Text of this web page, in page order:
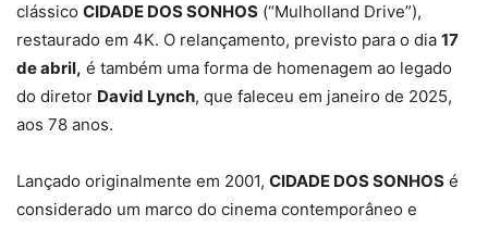
clássico CIDADE DOS SONHOS (“Mulholland Drive”),
restaurado em 4K. O relançamento, previsto para o dia 17
de abril, é também uma forma de homenagem ao legado
do diretor David Lynch, que faleceu em janeiro de 2025,
aos 78 anos.
Lançado originalmente em 2001, CIDADE DOS SONHOS é
considerado um marco do cinema contemporâneo e